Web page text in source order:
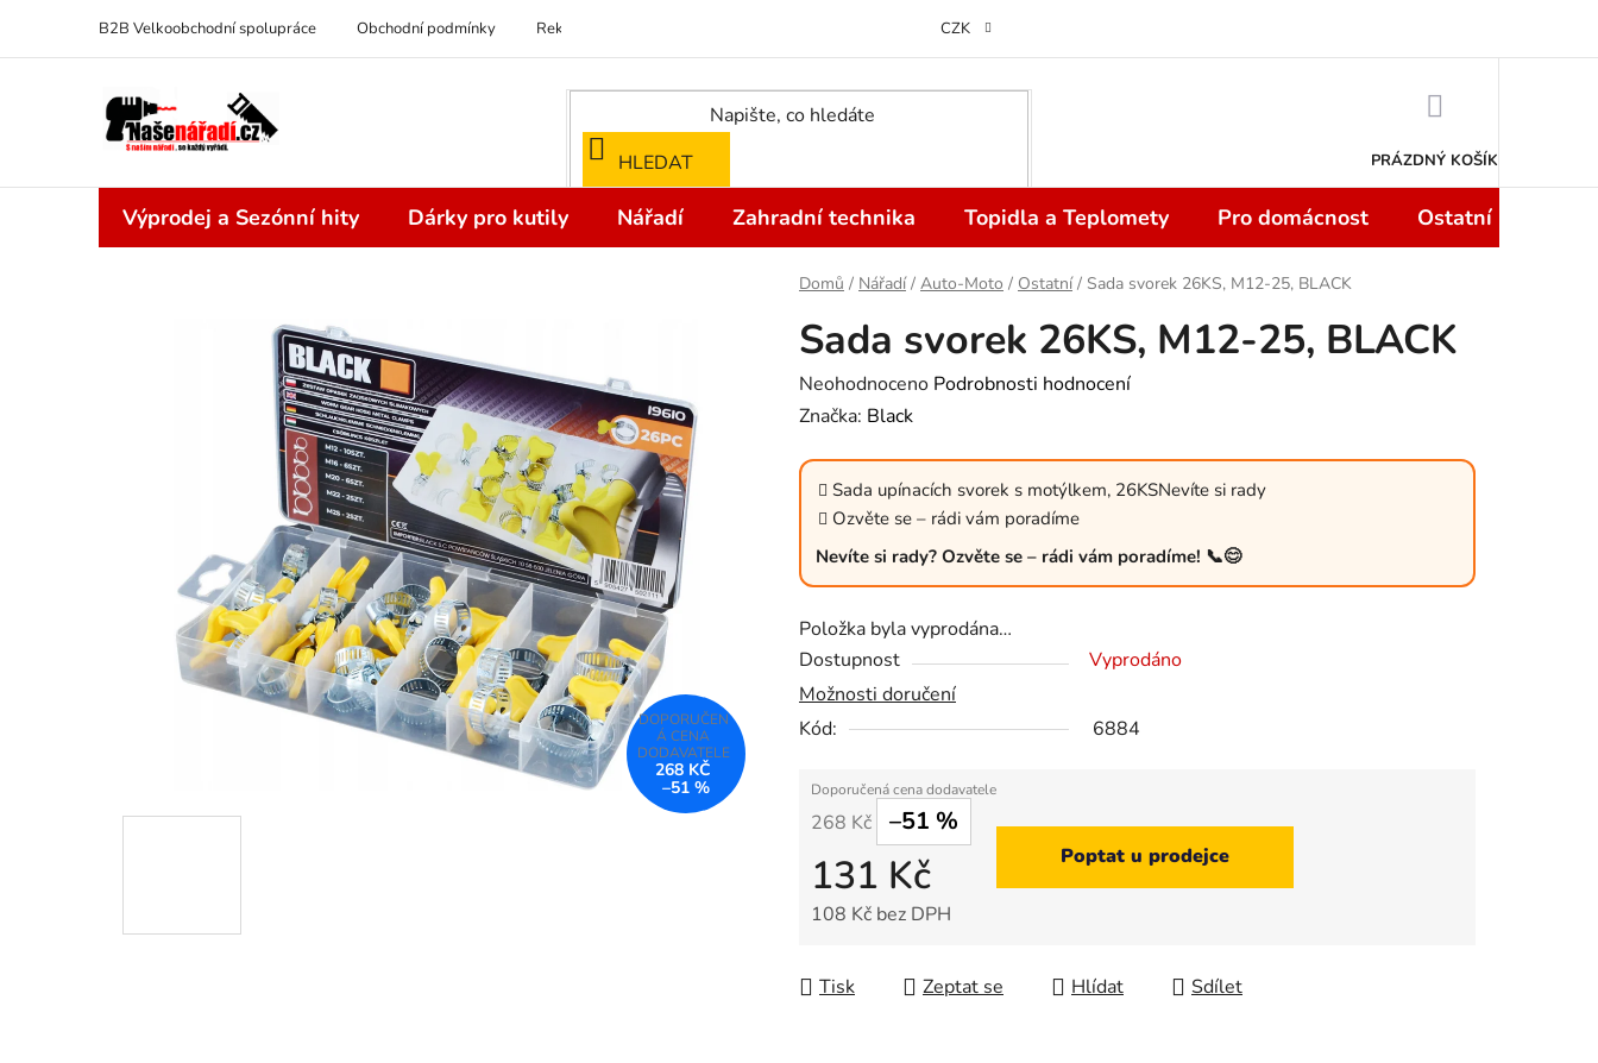
obsah
B2B Velkoobchodní spolupráce Obchodní podmínky Reklamace Odstoupení od kupní smlouvy do 14 dní
CZK
HLEDAT PRÁZDNÝ KOŠÍK
Výprodej a Sezónní hity Dárky pro kutily Nářadí Zahradní technika Topidla a Teplomety Pro domácnost Ostatní
Domů / Nářadí / Auto-Moto / Ostatní / Sada svorek 26KS, M12-25, BLACK
Sada svorek 26KS, M12-25, BLACK
Průměrné
hodnocení
je
0,0
5
Neohodnoceno Podrobnosti hodnocení
Značka: Black
Sada upínacích svorek s motýlkem, 26KSNevíte si rady
Ozvěte se – rádi vám poradíme
Nevíte si rady? Ozvěte se – rádi vám poradíme! 📞😊
Položka byla vyprodána…
Dostupnost
Vyprodáno
Možnosti doručení
Kód:
6884
268 Kč –51 %
131 Kč
108 Kč bez DPH
Poptat u prodejce
Tisk Zeptat se Hlídat Sdílet
268 KČ
–51 %